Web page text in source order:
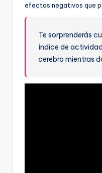
efectos negativos que
Te sorprenderás
índice de
cerebro mientras